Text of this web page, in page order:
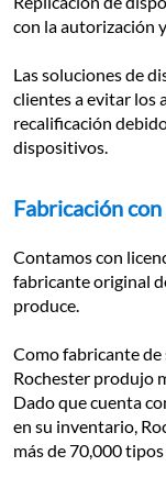
con la autorización
Las soluciones de
clientes a evitar los
recalificación
dispositivos.
Fabricación
Contamos con
fabricante original
produce.
Como fabricante
Rochester produjo
Dado que cuenta
en su inventario,
más de 70,000